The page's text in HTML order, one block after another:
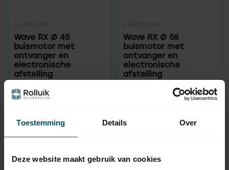
Toestemming Details Over
Deze website maakt gebruik van cookies
CHERUBINI
Wave RX Ø 45
buismotor met
ontvanger en
electronische
afstelling
CHERUBINI
Wave RX Ø 58
buismotor met
ontvanger en
electronische
afstelling